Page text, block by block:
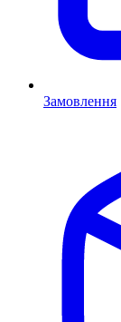
Замовлення